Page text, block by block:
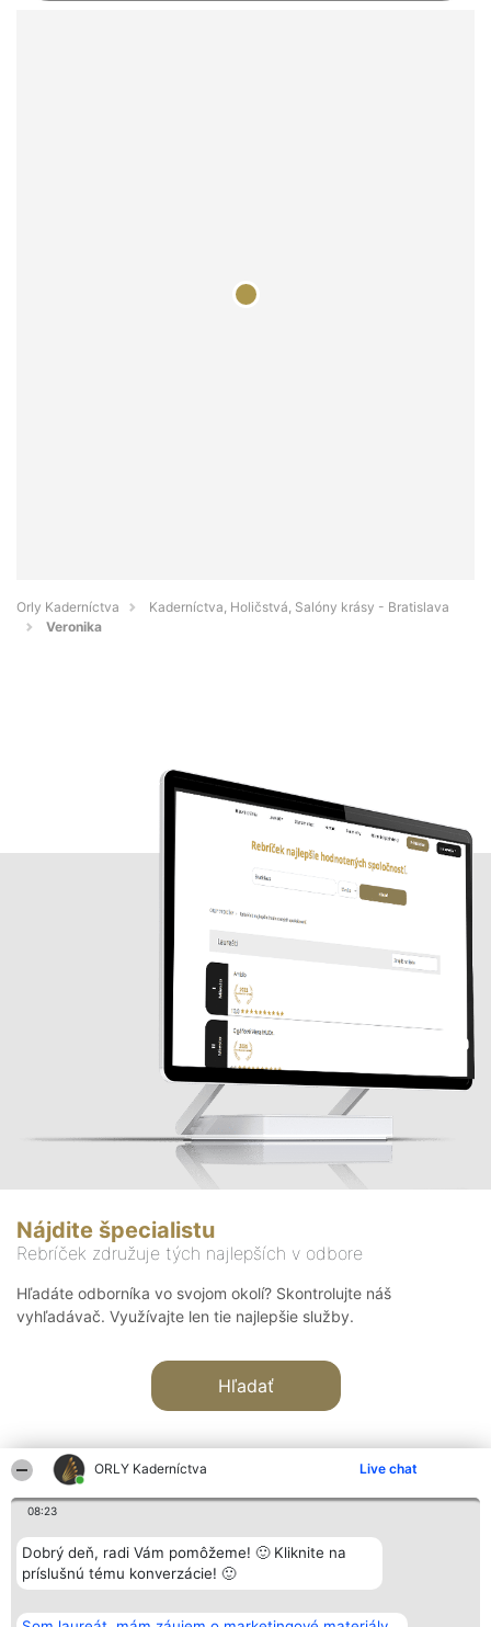
ORLY Kaderníctva Live chat
08:23
Dobrý deň, radi Vám pomôžeme! 🙂 Kliknite na
príslušnú tému konverzácie! 🙂
Orly Kaderníctva
Kaderníctva, Holičstvá, Salóny krásy - Bratislava
Veronika
Nájdite špecialistu
Rebríček združuje tých najlepších v odbore
Hľadáte odborníka vo svojom okolí? Skontrolujte náš
vyhľadávač. Využívajte len tie najlepšie služby.
Hľadať
Organizátor hodnotenia
Bright Side Solutions sp. z o.
o. sp. k.
Wrocław 50-079
Hodnotenie
Laureáti
Lista
Laureatów
Kontakt
Kontakt